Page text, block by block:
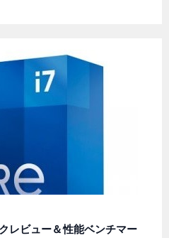
レビュー＆性能ベンチマー